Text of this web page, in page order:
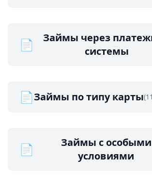
📄
Займы через
системы
📄Займы по типу карты
📄
Займы с особыми
условиями